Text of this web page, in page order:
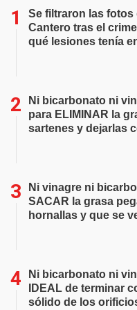
Se filtraron las fotos
Cantero tras el
qué lesiones tenía
Ni bicarbonato ni
para ELIMINAR la
sartenes y dejarlas
Ni vinagre ni
SACAR la grasa
hornallas y que se
Ni bicarbonato ni
IDEAL de terminar
sólido de los